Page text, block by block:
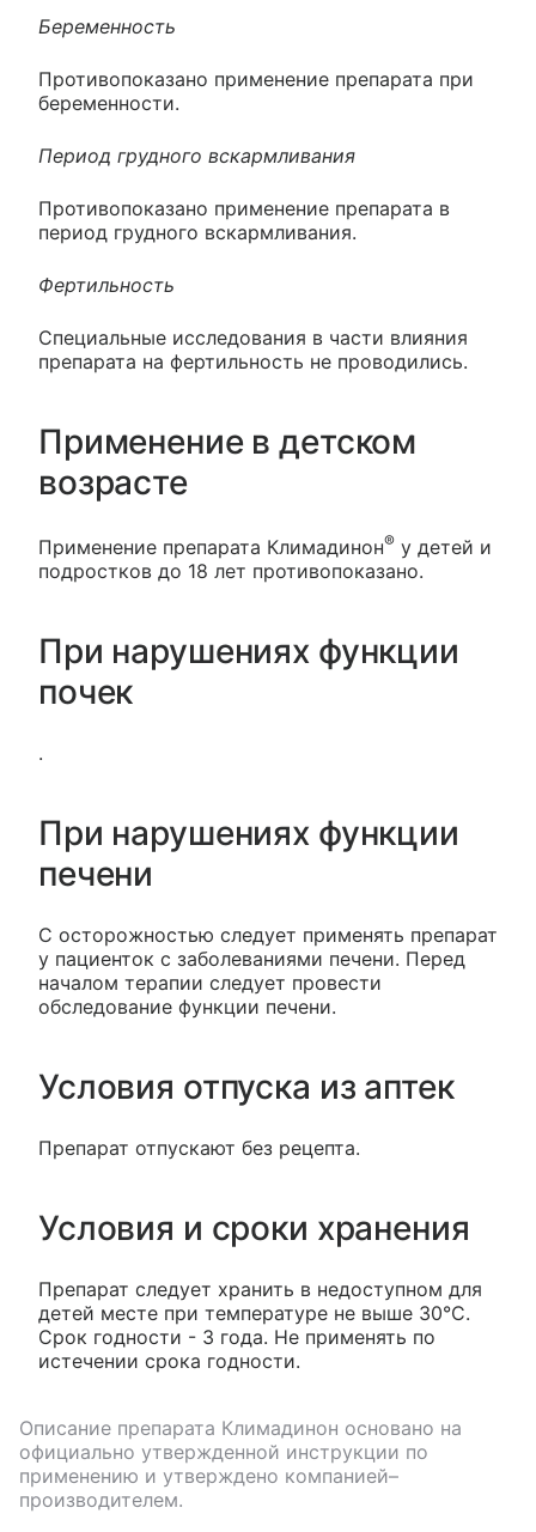
Беременность
Противопоказано применение препарата при
беременности.
Период грудного вскармливания
Противопоказано применение препарата в
период грудного вскармливания.
Фертильность
Специальные исследования в части влияния
препарата на фертильность не проводились.
Применение в детском
возрасте
Применение препарата Климадинон® у детей и
подростков до 18 лет противопоказано.
При нарушениях функции
почек
.
При нарушениях функции
печени
С осторожностью следует применять препарат
у пациенток с заболеваниями печени. Перед
началом терапии следует провести
обследование функции печени.
Условия отпуска из аптек
Препарат отпускают без рецепта.
Условия и сроки хранения
Препарат следует хранить в недоступном для
детей месте при температуре не выше 30°C.
Срок годности - 3 года. Не применять по
истечении срока годности.
Описание препарата Климадинон основано на
официально утвержденной инструкции по
применению и утверждено компанией–
производителем.